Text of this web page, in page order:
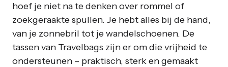
hoef je niet na te denken over rommel of
zoekgeraakte spullen. Je hebt alles bij de hand,
van je zonnebril tot je wandelschoenen. De
tassen van Travelbags zijn er om die vrijheid te
ondersteunen – praktisch, sterk en gemaakt